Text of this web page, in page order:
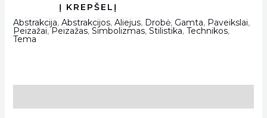
Abstrakcija, Abstrakcijos, Aliejus, Drobė, Gamta, Paveikslai,
Peizažai,Peizažas, Simbolizmas, Stilistika, Technikos,
Tema